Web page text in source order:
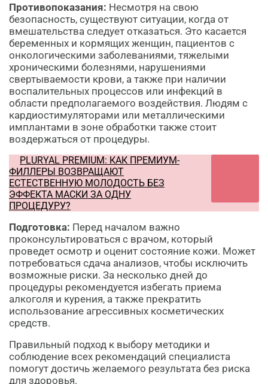
Противопоказания: Несмотря на свою
безопасность, существуют ситуации, когда от
вмешательства следует отказаться. Это касается
беременных и кормящих женщин, пациентов с
онкологическими заболеваниями, тяжелыми
хроническими болезнями, нарушениями
свертываемости крови, а также при наличии
воспалительных процессов или инфекций в
области предполагаемого воздействия. Людям с
кардиостимуляторами или металлическими
имплантами в зоне обработки также стоит
воздержаться от процедуры.
PLURYAL PREMIUM: КАК ПРЕМИУМ-
ФИЛЛЕРЫ ВОЗВРАЩАЮТ
ЕСТЕСТВЕННУЮ МОЛОДОСТЬ БЕЗ
ЭФФЕКТА МАСКИ ЗА ОДНУ
ПРОЦЕДУРУ?
Подготовка: Перед началом важно
проконсультироваться с врачом, который
проведет осмотр и оценит состояние кожи. Может
потребоваться сдача анализов, чтобы исключить
возможные риски. За несколько дней до
процедуры рекомендуется избегать приема
алкоголя и курения, а также прекратить
использование агрессивных косметических
средств.
Правильный подход к выбору методики и
соблюдение всех рекомендаций специалиста
помогут достичь желаемого результата без риска
для здоровья.